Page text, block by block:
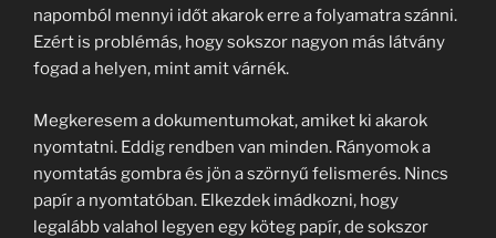
napomból mennyi időt akarok erre a folyamatra szánni.
Ezért is problémás, hogy sokszor nagyon más látvány
fogad a helyen, mint amit várnék.
Megkeresem a dokumentumokat, amiket ki akarok
nyomtatni. Eddig rendben van minden. Rányomok a
nyomtatás gombra és jön a szörnyű felismerés. Nincs
papír a nyomtatóban. Elkezdek imádkozni, hogy
legalább valahol legyen egy köteg papír, de sokszor